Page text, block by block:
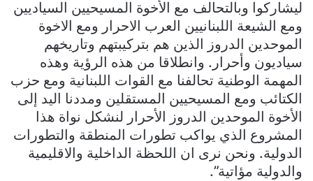
ليشاركوا وبالتحالف مع الأخوة المسيحيين السياديين
ومع الشيعة اللبنانيين العرب الاحرار ومع الاخوة
الموحدين الدروز الذين هم بتركيبتهم وتاريخهم
سياديون وأحرار. وانطلاقا من هذه الرؤية وهذه
المهمة الوطنية تحالفنا مع القوات اللبنانية ومع حزب
الكتائب ومع المسيحيين المستقلين ومددنا اليد إلى
الأخوة الموحدين الدروز الأحرار لنشكل نواة هذا
المشروع الذي يواكب تطورات المنطقة والتطورات
الدولية. ونحن نرى ان اللحظة الداخلية والاقليمية
والدولية مؤاتية”.